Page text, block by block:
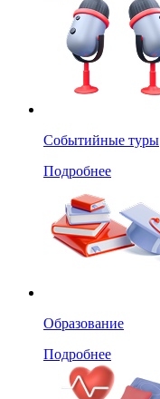
Событийные туры
Подробнее
Образование
Подробнее